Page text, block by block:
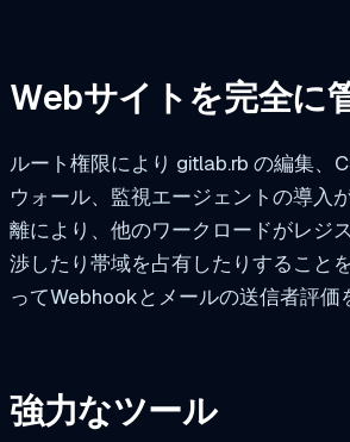
Webサイトを完全に
ルート権限により gitlab.rb の編集、
ウォール、監視エージェントの導入
離により、他のワークロードがレジ
渉したり帯域を占有したりすること
ってWebhookとメールの送信者評価
強力なツール